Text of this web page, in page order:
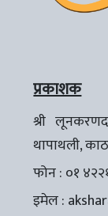
प्रकाशक
श्री
थापाथली,
फोन : ०१
इमेल :